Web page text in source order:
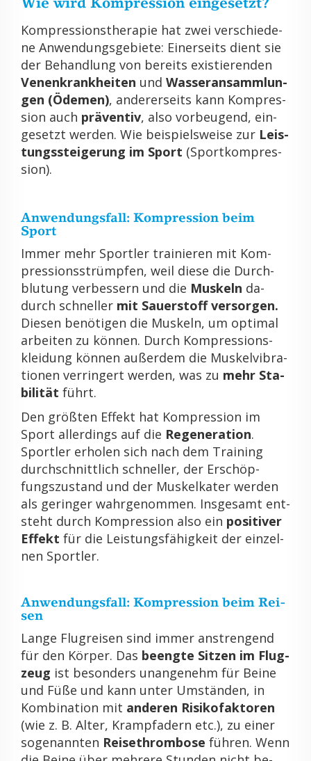
Kom­pres­si­ons­the­ra­pie hat zwei ver­schie­de­
ne An­wen­dungs­ge­bie­te: Ei­ner­seits dient sie
der Be­hand­lung von be­reits exis­tie­ren­den
Ve­nen­krank­hei­ten und Was­ser­an­samm­lun­
gen (Öde­men), an­de­rer­seits kann Kom­pres­
si­on auch prä­ven­tiv, also vor­beu­gend, ein­
ge­setzt wer­den. Wie bei­spiels­wei­se zur Leis­
tungs­stei­ge­rung im Sport (Sport­kom­pres­
si­on).
An­wen­dungs­fall: Kom­pres­si­on beim
Sport
Immer mehr Sport­ler trai­nie­ren mit Kom­
pres­si­ons­strümp­fen, weil diese die Durch­
blu­tung ver­bes­sern und die Mus­keln da­
durch schnel­ler mit Sauer­stoff ver­sor­gen.
Die­sen be­nö­ti­gen die Mus­keln, um op­ti­mal
ar­bei­ten zu kön­nen. Durch Kom­pres­si­on­s­
klei­dung kön­nen au­ßer­dem die Mus­kel­vi­bra­
tio­nen ver­rin­gert wer­den, was zu mehr Sta­
bi­li­tät führt.
Den grö­ß­ten Ef­fekt hat Kom­pres­si­on im
Sport al­ler­dings auf die Re­ge­ne­ra­ti­on.
Sport­ler er­ho­len sich nach dem Trai­ning
durch­schnitt­lich schnel­ler, der Er­schöp­
fungs­zu­stand und der Mus­kel­ka­ter wer­den
als ge­rin­ger wahr­ge­nom­men. Ins­ge­samt ent­
steht durch Kom­pres­si­on also ein po­si­ti­ver
Ef­fekt für die Leis­tungs­fä­hig­keit der ein­zel­
nen Sport­ler.
An­wen­dungs­fall: Kom­pres­si­on beim Rei­
sen
Lange Flug­rei­sen sind immer an­stren­gend
für den Kör­per. Das be­eng­te Sit­zen im Flug­
zeug ist be­son­ders un­an­ge­nehm für Beine
und Füße und kann unter Um­stän­den, in
Kom­bi­na­ti­on mit an­de­ren Ri­si­ko­fak­to­ren
(wie z. B. Alter, Krampf­adern etc.), zu einer
so­ge­nann­ten Rei­se­throm­bo­se füh­ren. Wenn